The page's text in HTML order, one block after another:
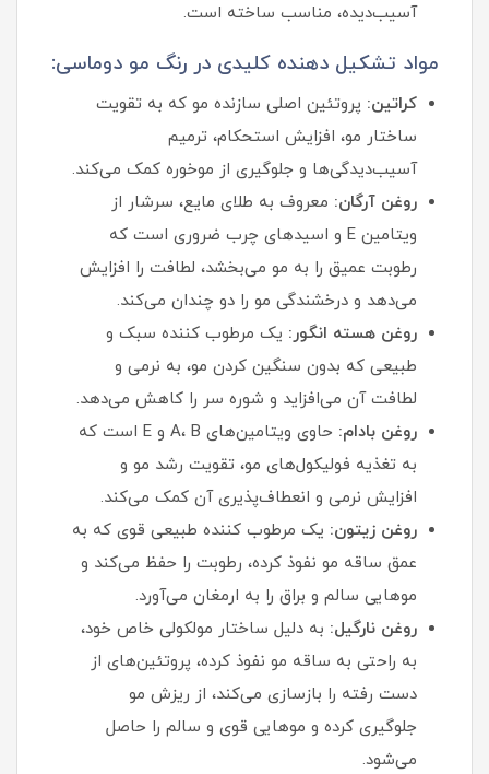
آسیب‌دیده، مناسب ساخته است.
مواد تشکیل دهنده کلیدی در رنگ مو دوماسی:
کراتین: پروتئین اصلی سازنده مو که به تقویت
ساختار مو، افزایش استحکام، ترمیم
آسیب‌دیدگی‌ها و جلوگیری از موخوره کمک می‌کند.
روغن آرگان: معروف به طلای مایع، سرشار از
ویتامین E و اسیدهای چرب ضروری است که
رطوبت عمیق را به مو می‌بخشد، لطافت را افزایش
می‌دهد و درخشندگی مو را دو چندان می‌کند.
روغن هسته انگور: یک مرطوب‌ کننده سبک و
طبیعی که بدون سنگین کردن مو، به نرمی و
لطافت آن می‌افزاید و شوره سر را کاهش می‌دهد.
روغن بادام:
حاوی ویتامین‌های A، B و E است که
به تغذیه فولیکول‌های مو، تقویت رشد مو و
افزایش نرمی و انعطاف‌پذیری آن کمک می‌کند.
روغن زیتون: یک مرطوب‌ کننده طبیعی قوی که به
عمق ساقه مو نفوذ کرده، رطوبت را حفظ می‌کند و
موهایی سالم و براق را به ارمغان می‌آورد.
روغن نارگیل: به دلیل ساختار مولکولی خاص خود،
به راحتی به ساقه مو نفوذ کرده، پروتئین‌های از
دست رفته را بازسازی می‌کند، از ریزش مو
جلوگیری کرده و موهایی قوی و سالم را حاصل
می‌شود.